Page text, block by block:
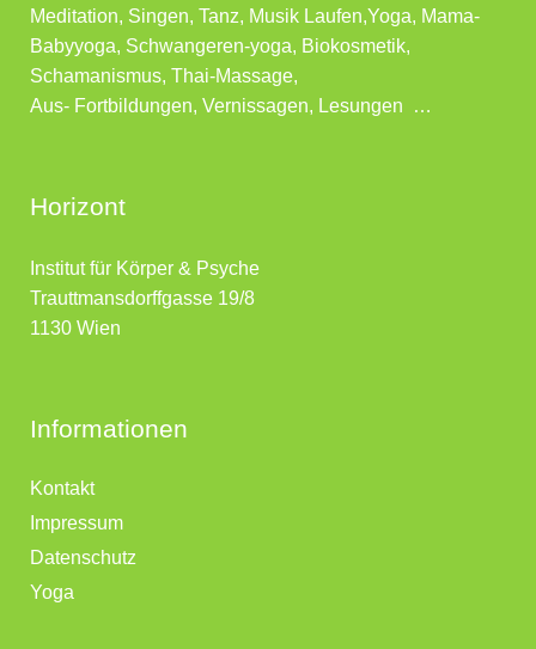
Meditation, Singen, Tanz, Musik Laufen,Yoga, Mama-
Babyyoga, Schwangeren-yoga, Biokosmetik,
Schamanismus, Thai-Massage,
Aus- Fortbildungen, Vernissagen, Lesungen …
Horizont
Institut für Körper & Psyche
Trauttmansdorffgasse 19/8
1130 Wien
Informationen
Kontakt
Impressum
Datenschutz
Yoga